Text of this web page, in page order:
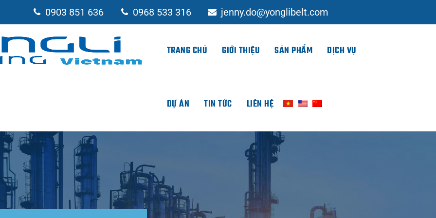
0903 851 636 0968 533 316 jenny.do@yonglibelt.com
TRANG CHỦ GIỚI THIỆU SẢN PHẨM DỊCH VỤ
DỰ ÁN TIN TỨC LIÊN HỆ